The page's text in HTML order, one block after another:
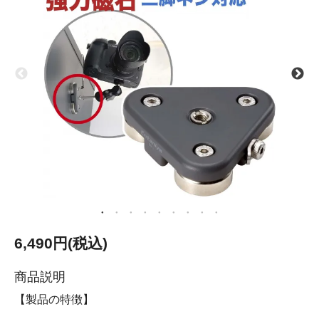
6,490円(税込)
商品説明
【製品の特徴】